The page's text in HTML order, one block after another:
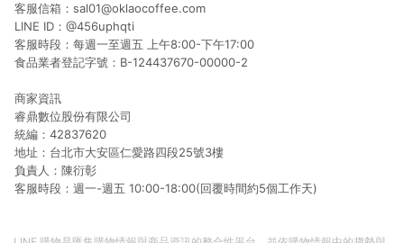
客服信箱：sal01@oklaocoffee.com
LINE ID：@456uphqti
客服時段：每週一至週五 上午8:00-下午17:00
食品業者登記字號：B-124437670-00000-2
商家資訊
睿鼎數位股份有限公司
統編：42837620
地址：台北市大安區仁愛路四段25號3樓
負責人：陳衍彰
客服時段：週一-週五 10:00-18:00(回覆時間約5個工作天)